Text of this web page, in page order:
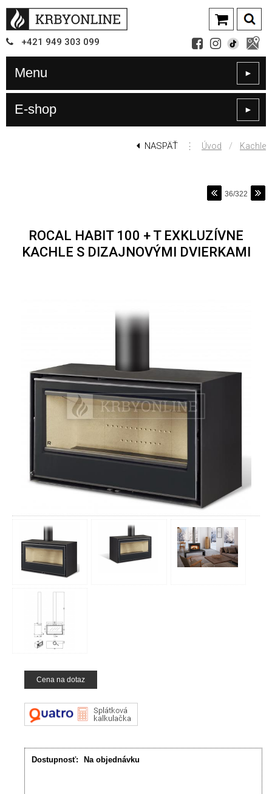
+421 949 303 099
Menu ►
E-shop ►
NASPÄŤ ⋮ Úvod / Kachle
36/322
ROCAL HABIT 100 + T EXKLUZÍVNE
KACHLE S DIZAJNOVÝMI DVIERKAMI
Cena na dotaz
Dostupnosť: Na objednávku